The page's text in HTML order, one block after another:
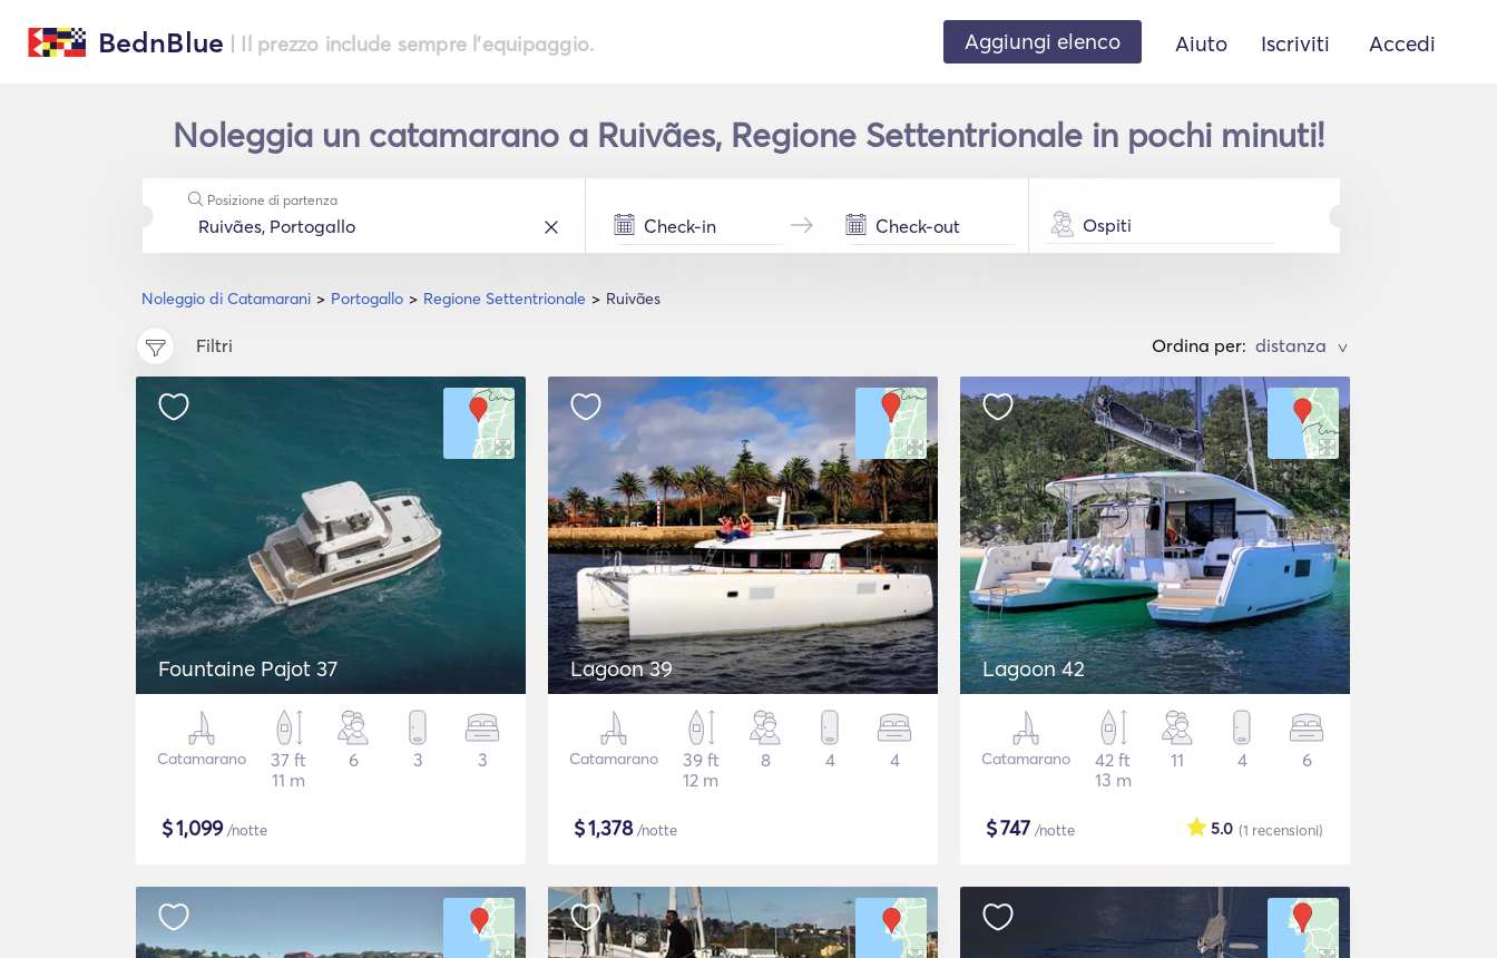
BednBlue | Il prezzo include sempre l'equipaggio. Aggiungi elenco Aiuto Iscriviti Accedi
Noleggia un catamarano a Ruivães, Regione Settentrionale in pochi minuti!
Noleggio di Catamarani Portogallo Regione Settentrionale Ruivães
Posizione di partenza
Ospiti
Filtri Ordina per: >
Fountaine Pajot 37
Catamarano
37 ft
11 m
6 3 3
$1,099/notte
Lagoon 39
Catamarano
39 ft
12 m
8 4 4
$1,378/notte
Lagoon 42
Catamarano
42 ft
13 m
11 4 6
$747 /notte (1 recensioni)
5.0